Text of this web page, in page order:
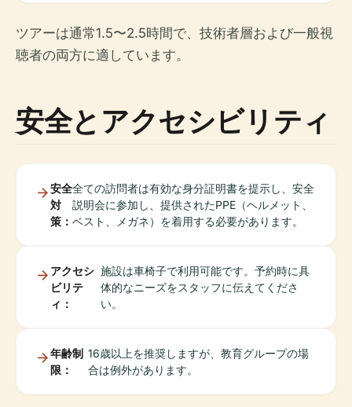
ツアーは通常1.5〜2.5時間で、技術者層および一般視
聴者の両方に適しています。
安全とアクセシビリティ
安全
対
策：
全ての訪問者は有効な身分証明書を提示し、安全
説明会に参加し、提供されたPPE（ヘルメット、
ベスト、メガネ）を着用する必要があります。
アクセシ
ビリテ
ィ：
施設は車椅子で利用可能です。予約時に具
体的なニーズをスタッフに伝えてくださ
い。
年齢制
限：
16歳以上を推奨しますが、教育グループの場
合は例外があります。